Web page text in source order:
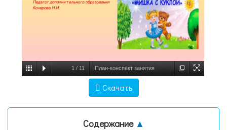
1 / 11 План-конспект занятия
музыкальными инструментами пьесы
слайд №1
Скачать
Содержание ▲